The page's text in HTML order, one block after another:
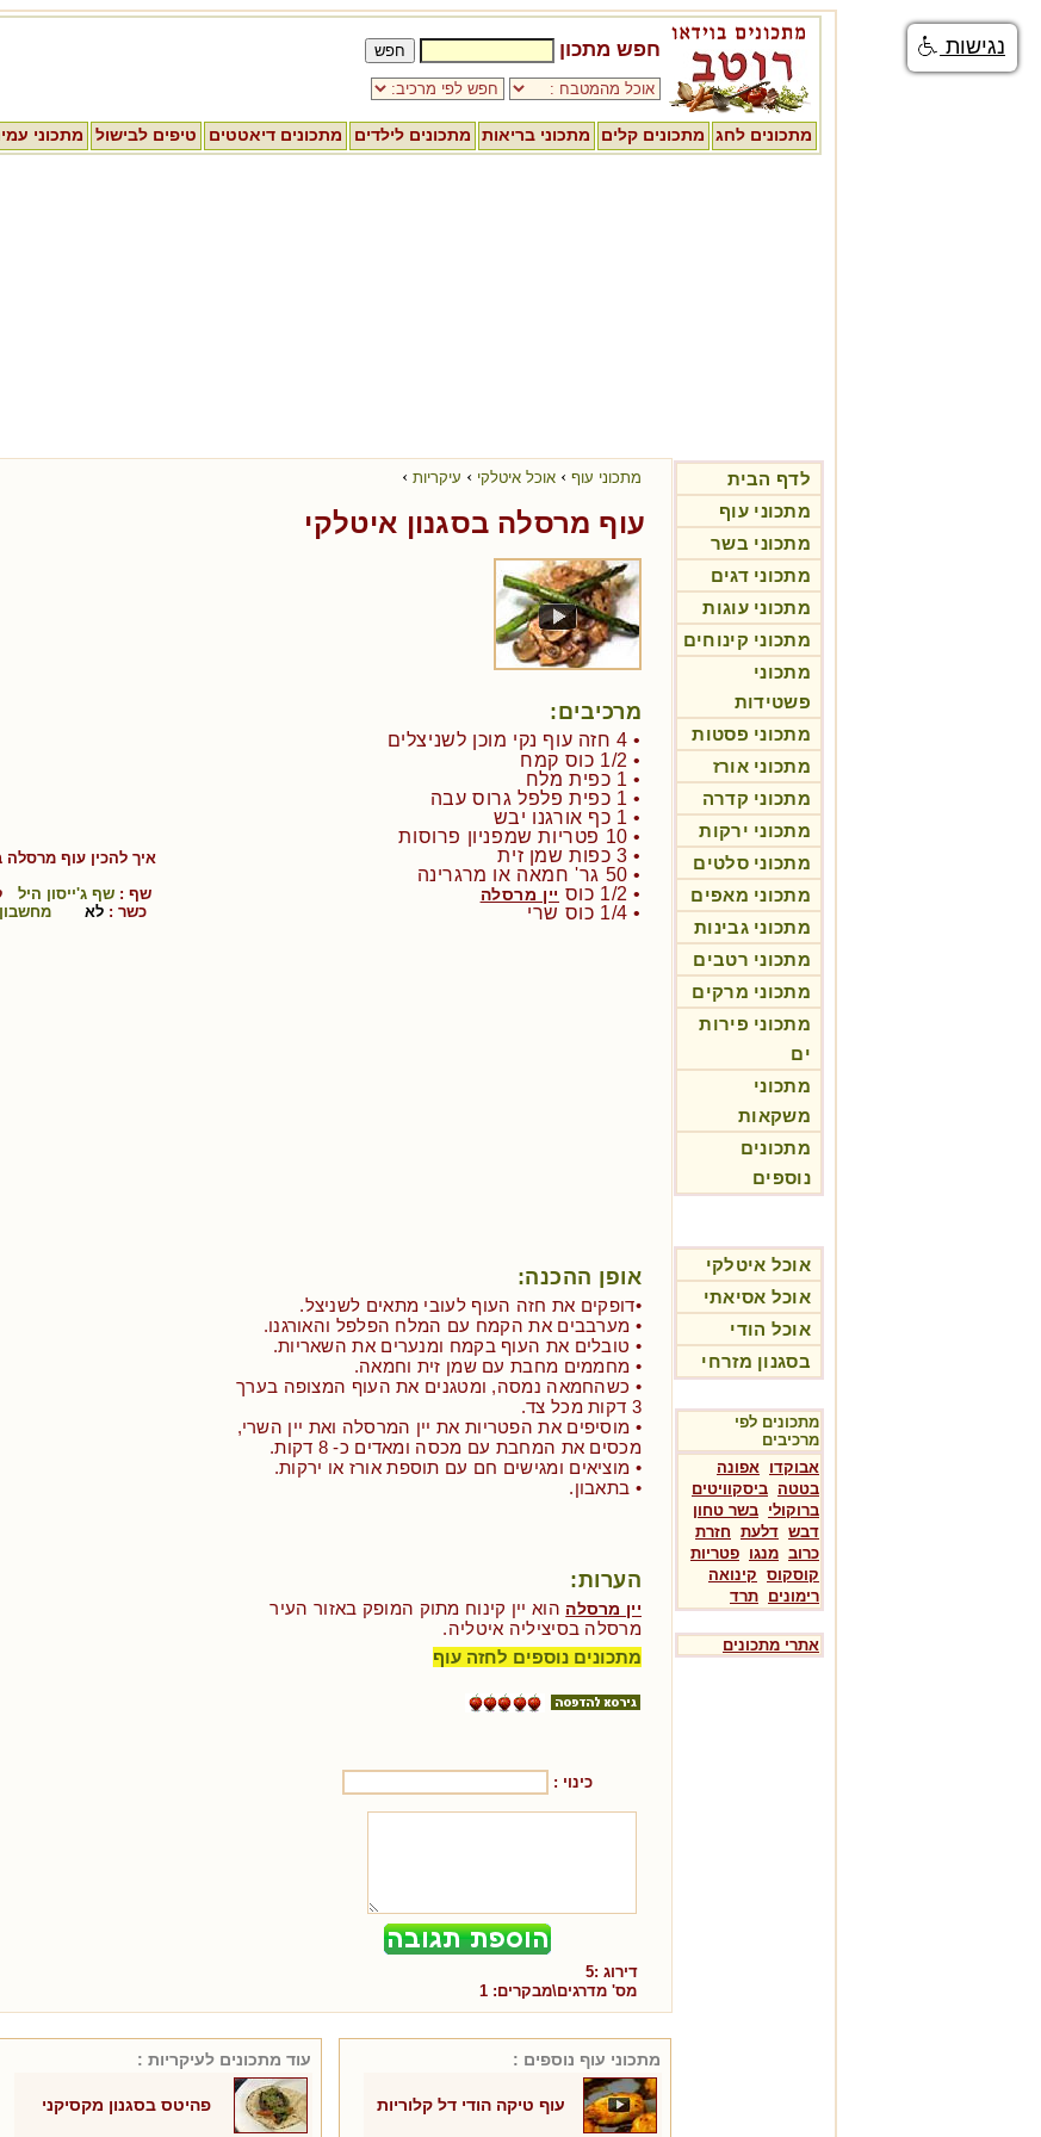
חפש מתכון
מתכונים לחג מתכונים קלים מתכוני בריאות מתכונים לילדים מתכונים דיאטטים טיפים לבישול מתכוני
לדף הבית
מתכוני עוף
מתכוני בשר
מתכוני דגים
מתכוני עוגות
מתכוני קינוחים
מתכוני
פשטידות
מתכוני פסטות
מתכוני אורז
מתכוני קדרה
מתכוני ירקות
מתכוני סלטים
מתכוני מאפים
מתכוני גבינות
מתכוני רטבים
מתכוני מרקים
מתכוני פירות
ים
מתכוני
משקאות
מתכונים
נוספים
אוכל איטלקי
אוכל אסיאתי
אוכל הודי
בסגנון מזרחי
מתכונים לפי
מרכיבים
אבוקדו אפונה
בטטה ביסקוויטים
ברוקולי בשר טחון
דבש דלעת חזרת
כרוב מנגו פטריות
קוסקוס קינואה
רימונים תרד
אתרי מתכונים
מתכוני עוף › אוכל איטלקי › עיקריות ›
עוף מרסלה בסגנון איטלקי
מרכיבים:
• 4 חזה עוף נקי מוכן לשניצלים
• 1/2 כוס קמח
• 1 כפית מלח
• 1 כפית פלפל גרוס עבה
• 1 כף אורגנו יבש
• 10 פטריות שמפניון פרוסות
• 3 כפות שמן זית
• 50 גר' חמאה או מרגרינה
• 1/2 כוס
יין מרסלה
• 1/4 כוס שרי
אופן ההכנה:
•דופקים את חזה העוף לעובי מתאים לשניצל.
• מערבבים את הקמח עם המלח הפלפל והאורגנו.
• טובלים את העוף בקמח ומנערים את השאריות.
• מחממים מחבת עם שמן זית וחמאה.
• כשהחמאה נמסה, ומטגנים את העוף המצופה בערך
3 דקות מכל צד.
• מוסיפים את הפטריות את יין המרסלה ואת יין השרי,
מכסים את המחבת עם מכסה ומאדים כ- 8 דקות.
• מוציאים ומגישים חם עם תוספת אורז או ירקות.
• בתאבון.
הערות:
יין מרסלה הוא יין קינוח מתוק המופק באזור העיר
מרסלה בסיציליה איטליה.
מתכונים נוספים לחזה עוף
כינוי :
דירוג :5
מס' מדרגים\מבקרים: 1
איך להכין עוף מרסלה
שף : שף ג'ייסון היל
כשר : לא
מתכוני עוף נוספים :
עוף טיקה הודי דל קלוריות
עוד מתכונים לעיקריות :
פהיטס בסגנון מקסיקני
נגישות